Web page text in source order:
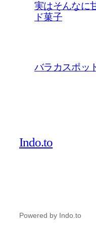
実はそんなに
ド菓子
バラカスポッ
Indo.to
Powered by Indo.to